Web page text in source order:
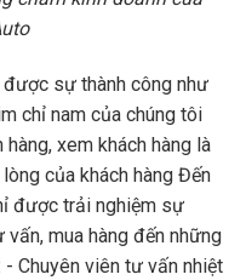
sự thành công như
chỉ nam của chúng tôi
xem khách hàng là
của khách hàng Đến
được trải nghiệm sự
mua hàng đến những
Chuyên viên tư vấn nhiệt